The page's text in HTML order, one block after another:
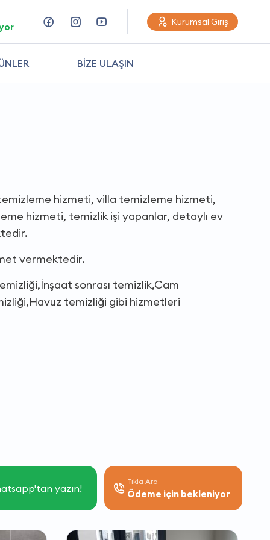
Kurumsal Giriş
BİZE ULAŞIN
hizmeti, villa temizleme hizmeti,
hizmeti, temizlik işi yapanlar, detaylı ev
vermektedir.
sonrası temizlik,Cam
temizliği gibi hizmetleri
yazın!
Tıkla Ara
Ödeme için bekleniyor